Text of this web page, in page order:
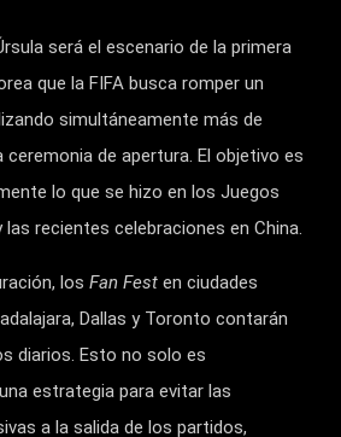
será el escenario de la primera
que la FIFA busca romper un
simultáneamente más de
ceremonia de apertura. El objetivo es
lo que se hizo en los Juegos
recientes celebraciones en China.
los Fan Fest en ciudades
Dallas y Toronto contarán
diarios. Esto no solo es
estrategia para evitar las
a la salida de los partidos,